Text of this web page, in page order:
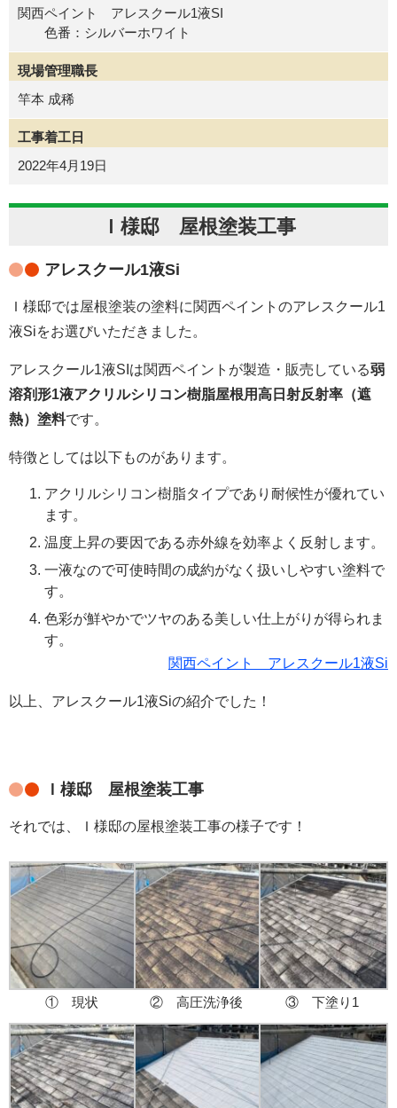
関西ペイント アレスクール1液SI
色番：シルバーホワイト
現場管理職長
竿本 成稀
工事着工日
2022年4月19日
Ｉ様邸 屋根塗装工事
アレスクール1液Si
Ｉ様邸では屋根塗装の塗料に関西ペイントのアレスクール1
液Siをお選びいただきました。
アレスクール1液SIは関西ペイントが製造・販売している弱
溶剤形1液アクリルシリコン樹脂屋根用高日射反射率（遮
熱）塗料です。
特徴としては以下ものがあります。
アクリルシリコン樹脂タイプであり耐候性が優れてい
ます。
温度上昇の要因である赤外線を効率よく反射します。
一液なので可使時間の成約がなく扱いしやすい塗料で
す。
色彩が鮮やかでツヤのある美しい仕上がりが得られま
す。
関西ペイント アレスクール1液Si
以上、アレスクール1液Siの紹介でした！
Ｉ様邸 屋根塗装工事
それでは、Ｉ様邸の屋根塗装工事の様子です！
① 現状 ② 高圧洗浄後 ③ 下塗り1